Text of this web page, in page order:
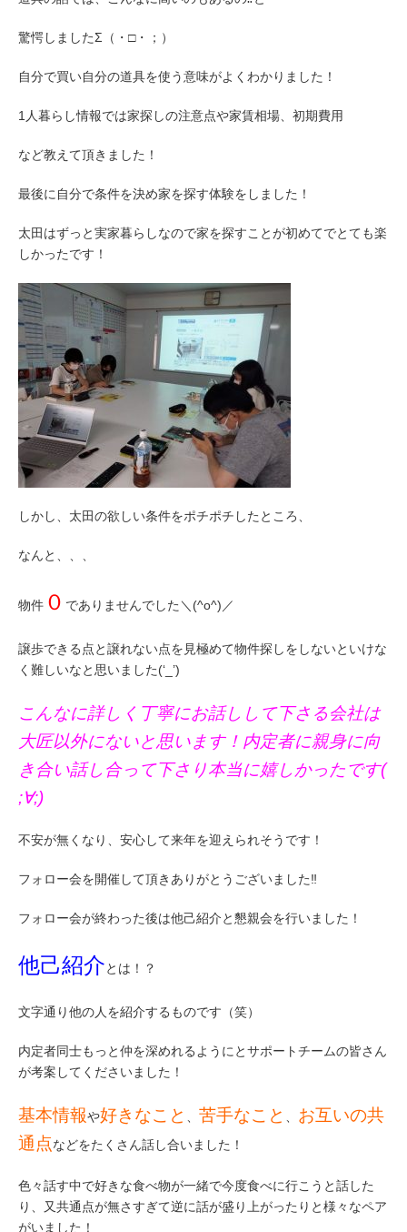
驚愕しましたΣ（・□・；）
自分で買い自分の道具を使う意味がよくわかりました！
1人暮らし情報では家探しの注意点や家賃相場、初期費用
など教えて頂きました！
最後に自分で条件を決め家を探す体験をしました！
太田はずっと実家暮らしなので家を探すことが初めてでとても楽
しかったです！
しかし、太田の欲しい条件をポチポチしたところ、
なんと、、、
物件 ０ でありませんでした＼(^o^)／
譲歩できる点と譲れない点を見極めて物件探しをしないといけな
く難しいなと思いました(‘_’)
こんなに詳しく丁寧にお話しして下さる会社は
大匠以外にないと思います！内定者に親身に向
き合い話し合って下さり本当に嬉しかったです(
;∀;)
不安が無くなり、安心して来年を迎えられそうです！
フォロー会を開催して頂きありがとうございました‼
フォロー会が終わった後は他己紹介と懇親会を行いました！
他己紹介とは！？
文字通り他の人を紹介するものです（笑）
内定者同士もっと仲を深めれるようにとサポートチームの皆さん
が考案してくださいました！
基本情報や好きなこと 苦手なこと
お互いの共
通点などをたくさん話し合いました！
色々話す中で好きな食べ物が一緒で今度食べに行こうと話した
り、又共通点が無さすぎて逆に話が盛り上がったりと様々なペア
がいました！